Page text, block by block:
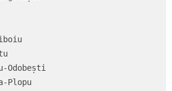
Odobești
Plopu